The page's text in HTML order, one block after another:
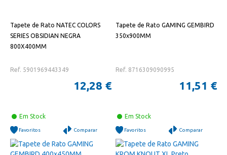
Tapete de Rato NATEC COLORS
SERIES OBSIDIAN NEGRA
800X400MM
Ref. 5901969443349
12,28 €
Em Stock
Favoritos Comparar
Tapete de Rato GAMING GEMBIRD
350x900MM
Ref. 8716309090995
11,51 €
Em Stock
Favoritos Comparar